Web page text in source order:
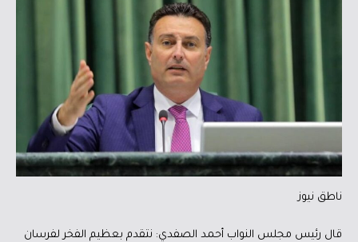
ناطق نيوز
قال رئيس مجلس النواب أحمد الصفدي: نتقدم بعظيم الفخر لفرسان